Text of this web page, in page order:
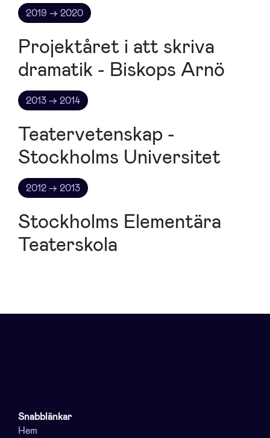
2019 → 2020
Projektåret i att skriva
dramatik - Biskops Arnö
2013 → 2014
Teatervetenskap -
Stockholms Universitet
2012 → 2013
Stockholms Elementära
Teaterskola
Snabblänkar
Hem